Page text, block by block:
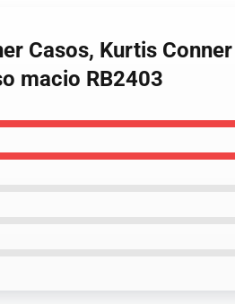
Casos, Kurtis
macio RB2403